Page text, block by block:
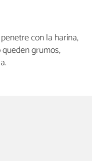
con la harina,
grumos,